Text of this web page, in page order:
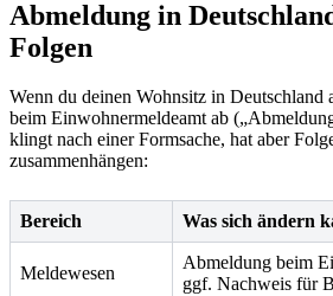
Abmeldung in
Folgen
Wenn du deinen Wohnsitz in Deutschland
beim Einwohnermeldeamt ab
klingt nach einer Formsache, hat aber
zusammenhängen:
Bereich Was sich ändern
Meldewesen
Abmeldung beim
ggf. Nachweis für